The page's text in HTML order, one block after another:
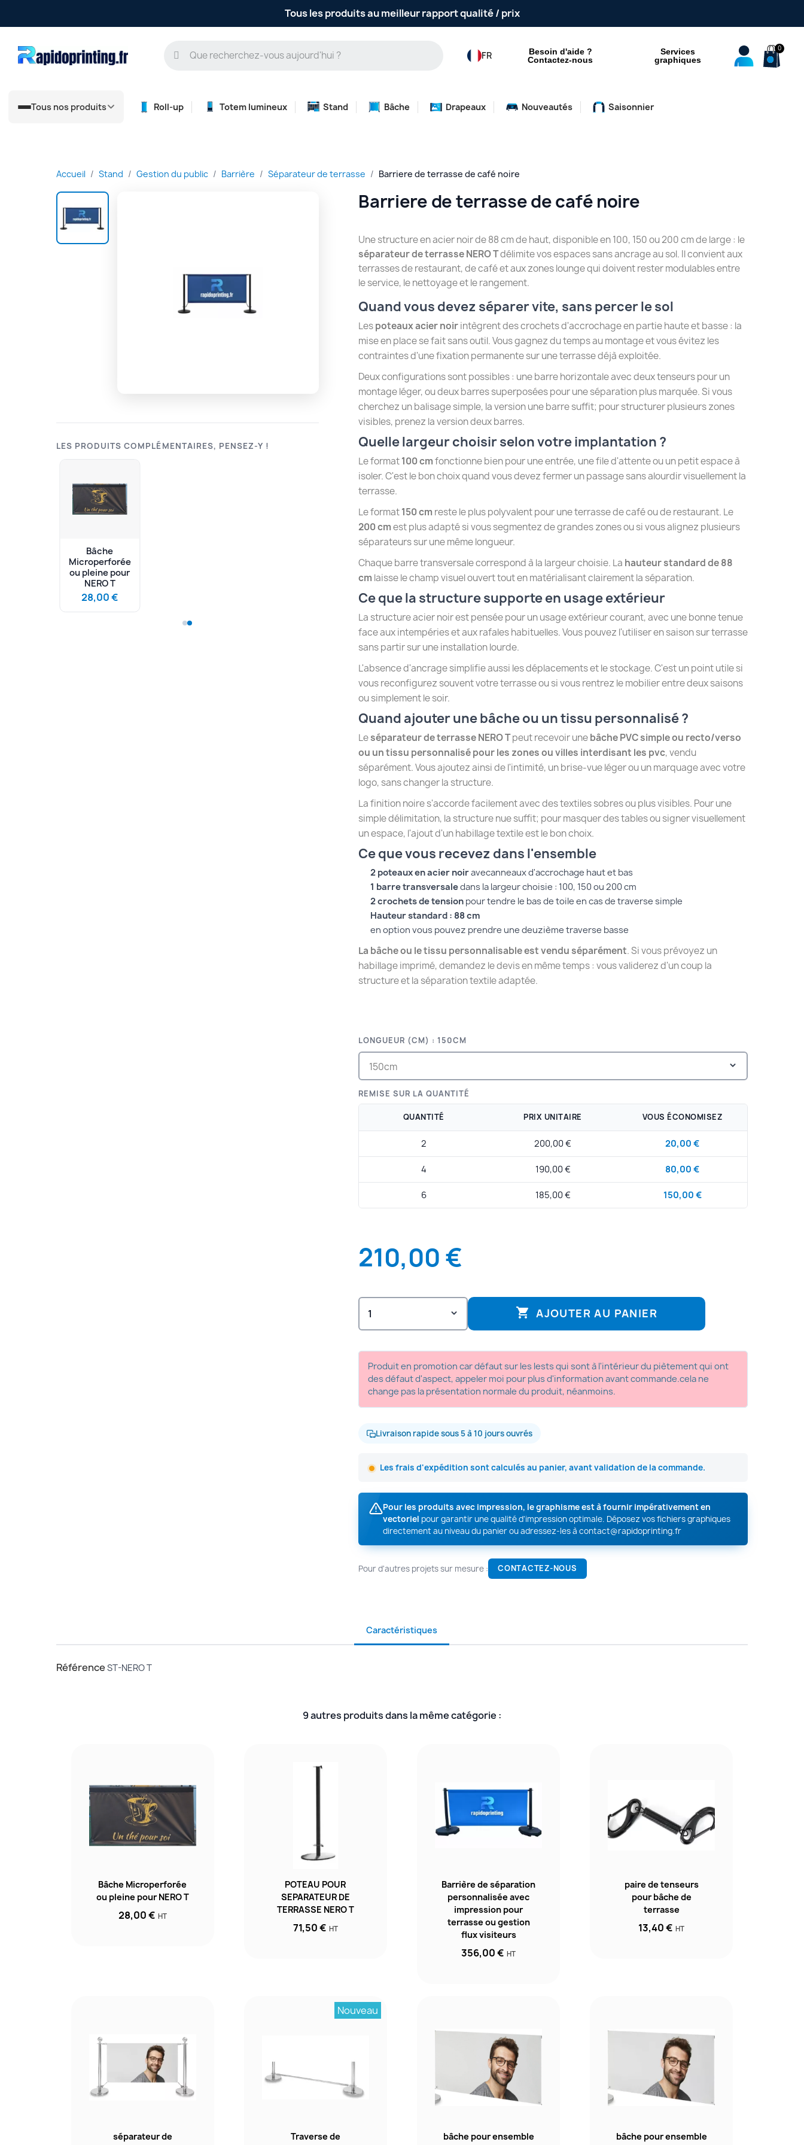
Tous les produits au meilleur rapport qualité / prix
FR
Besoin d'aide ?
Contactez-nous
Services
graphiques
Tous nos produits Roll-up Totem lumineux Stand Bâche Drapeaux Nouveautés Saisonnier
Accueil Stand Gestion du public Barrière Séparateur de terrasse Barriere de terrasse de café noire
LES PRODUITS COMPLÉMENTAIRES, PENSEZ-Y !
Bâche
Microperforée
ou pleine pour
NERO T
28,00 €
Barriere de terrasse de café noire
Une structure en acier noir de 88 cm de haut, disponible en 100, 150 ou 200 cm de large : le
séparateur de terrasse NERO Tdélimite vos espaces sans ancrage au sol. Il convient aux
terrasses de restaurant, de café et aux zones lounge qui doivent rester modulables entre
le service, le nettoyage et le rangement.
Quand vous devez séparer vite, sans percer le sol
Lespoteaux acier noirintègrent des crochets d'accrochage en partie haute et basse : la
mise en place se fait sans outil. Vous gagnez du temps au montage et vous évitez les
contraintes d'une fixation permanente sur une terrasse déjà exploitée.
Deux configurations sont possibles : une barre horizontale avec deux tenseurs pour un
montage léger, ou deux barres superposées pour une séparation plus marquée. Si vous
cherchez un balisage simple, la version une barre suffit; pour structurer plusieurs zones
visibles, prenez la version deux barres.
Quelle largeur choisir selon votre implantation ?
Le format100 cmfonctionne bien pour une entrée, une file d'attente ou un petit espace à
isoler. C'est le bon choix quand vous devez fermer un passage sans alourdir visuellement la
terrasse.
Le format150 cm reste le plus polyvalent pour une terrasse de café ou de restaurant. Le
200 cmest plus adapté si vous segmentez de grandes zones ou si vous alignez plusieurs
séparateurs sur une même longueur.
Chaque barre transversale correspond à la largeur choisie. La hauteur standard de 88
cm laisse le champ visuel ouvert tout en matérialisant clairement la séparation.
Ce que la structure supporte en usage extérieur
La structure acier noir est pensée pour un usage extérieur courant, avec une bonne tenue
face aux intempéries et aux rafales habituelles. Vous pouvez l'utiliser en saison sur terrasse
sans partir sur une installation lourde.
L'absence d'ancrage simplifie aussi les déplacements et le stockage. C'est un point utile si
vous reconfigurez souvent votre terrasse ou si vous rentrez le mobilier entre deux saisons
ou simplement le soir.
Quand ajouter une bâche ou un tissu personnalisé ?
Leséparateur de terrasse NERO Tpeut recevoir unebâche PVC simple ou recto/verso
ou un tissu personnalisé pour les zones ou villes interdisant les pvc, vendu
séparément. Vous ajoutez ainsi de l'intimité, un brise-vue léger ou un marquage avec votre
logo, sans changer la structure.
La finition noire s'accorde facilement avec des textiles sobres ou plus visibles. Pour une
simple délimitation, la structure nue suffit; pour masquer des tables ou signer visuellement
un espace, l'ajout d'un habillage textile est le bon choix.
Ce que vous recevez dans l'ensemble
2 poteaux en acier noiravecanneaux d'accrochage haut et bas
1 barre transversaledans la largeur choisie : 100, 150 ou 200 cm
2 crochets de tension pour tendre le bas de toile en cas de traverse simple
Hauteur standard : 88 cm
en option vous pouvez prendre une deuzième traverse basse
La bâche ou le tissu personnalisable est vendu séparément. Si vous prévoyez un
habillage imprimé, demandez le devis en même temps : vous validerez d'un coup la
structure et la séparation textile adaptée.
LONGUEUR (CM) : 150CM
REMISE SUR LA QUANTITÉ
QUANTITÉ PRIX UNITAIRE VOUS ÉCONOMISEZ
2 200,00 € 20,00 €
4 190,00 € 80,00 €
6 185,00 € 150,00 €
210,00 €
 AJOUTER AU PANIER
Produit en promotion car défaut sur les lests qui sont à l'intérieur du piètement qui ont
des défaut d'aspect, appeler moi pour plus d'information avant commande.cela ne
change pas la présentation normale du produit, néanmoins.
Livraison rapide sous 5 à 10 jours ouvrés
Les frais d'expédition sont calculés au panier, avant validation de la commande.
Pour les produits avec impression, le graphisme est à fournir impérativement en
vectoriel pour garantir une qualité d'impression optimale. Déposez vos fichiers graphiques
directement au niveau du panier ou adressez-les àcontact@rapidoprinting.fr
Pour d'autres projets sur mesure : CONTACTEZ-NOUS
Caractéristiques
Référence ST-NERO T
9 autres produits dans la même catégorie :
Bâche Microperforée
ou pleine pour NERO T
28,00 € HT
POTEAU POUR
SEPARATEUR DE
TERRASSE NERO T
71,50 € HT
Barrière de séparation
personnalisée avec
impression pour
terrasse ou gestion
flux visiteurs
356,00 € HT
paire de tenseurs
pour bâche de
terrasse
13,40 € HT
séparateur de
Nouveau
Traverse de
bâche pour ensemble
bâche pour ensemble